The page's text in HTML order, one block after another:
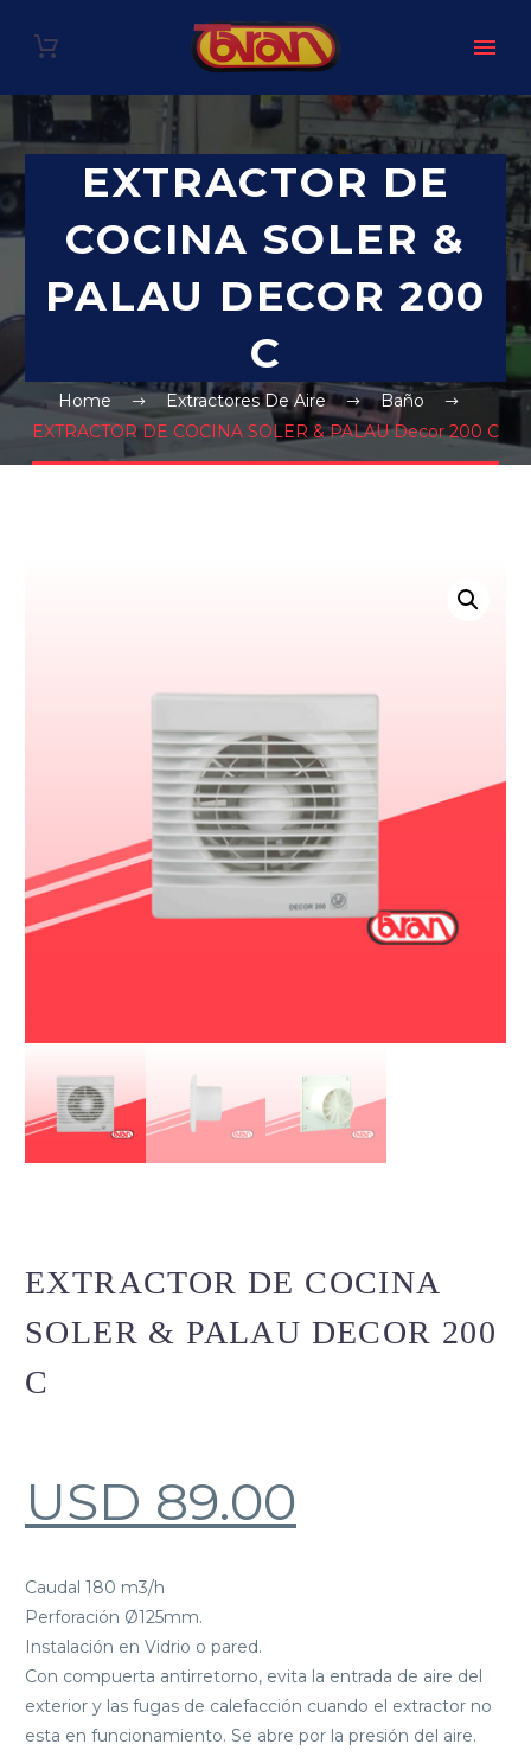
EXTRACTOR DE
COCINA SOLER &
PALAU DECOR 200
C
Home Extractores De Aire
Baño
EXTRACTOR DE COCINA SOLER & PALAU Decor 200 C
EXTRACTOR DE COCINA
SOLER & PALAU DECOR 200
C
USD 89.00
Caudal 180 m3/h
Perforación Ø125mm.
Instalación en Vidrio o pared.
Con compuerta antirretorno, evita la entrada de aire del
exterior y las fugas de calefacción cuando el extractor no
esta en funcionamiento. Se abre por la presión del aire.